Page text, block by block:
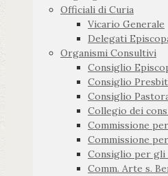
Officiali di Curia
Vicario Generale
Delegati
Organismi Consultivi
Consiglio
Consiglio
Consiglio
Collegio dei
Commissione
Commissione
Consiglio per gli
Comm. Arte s.